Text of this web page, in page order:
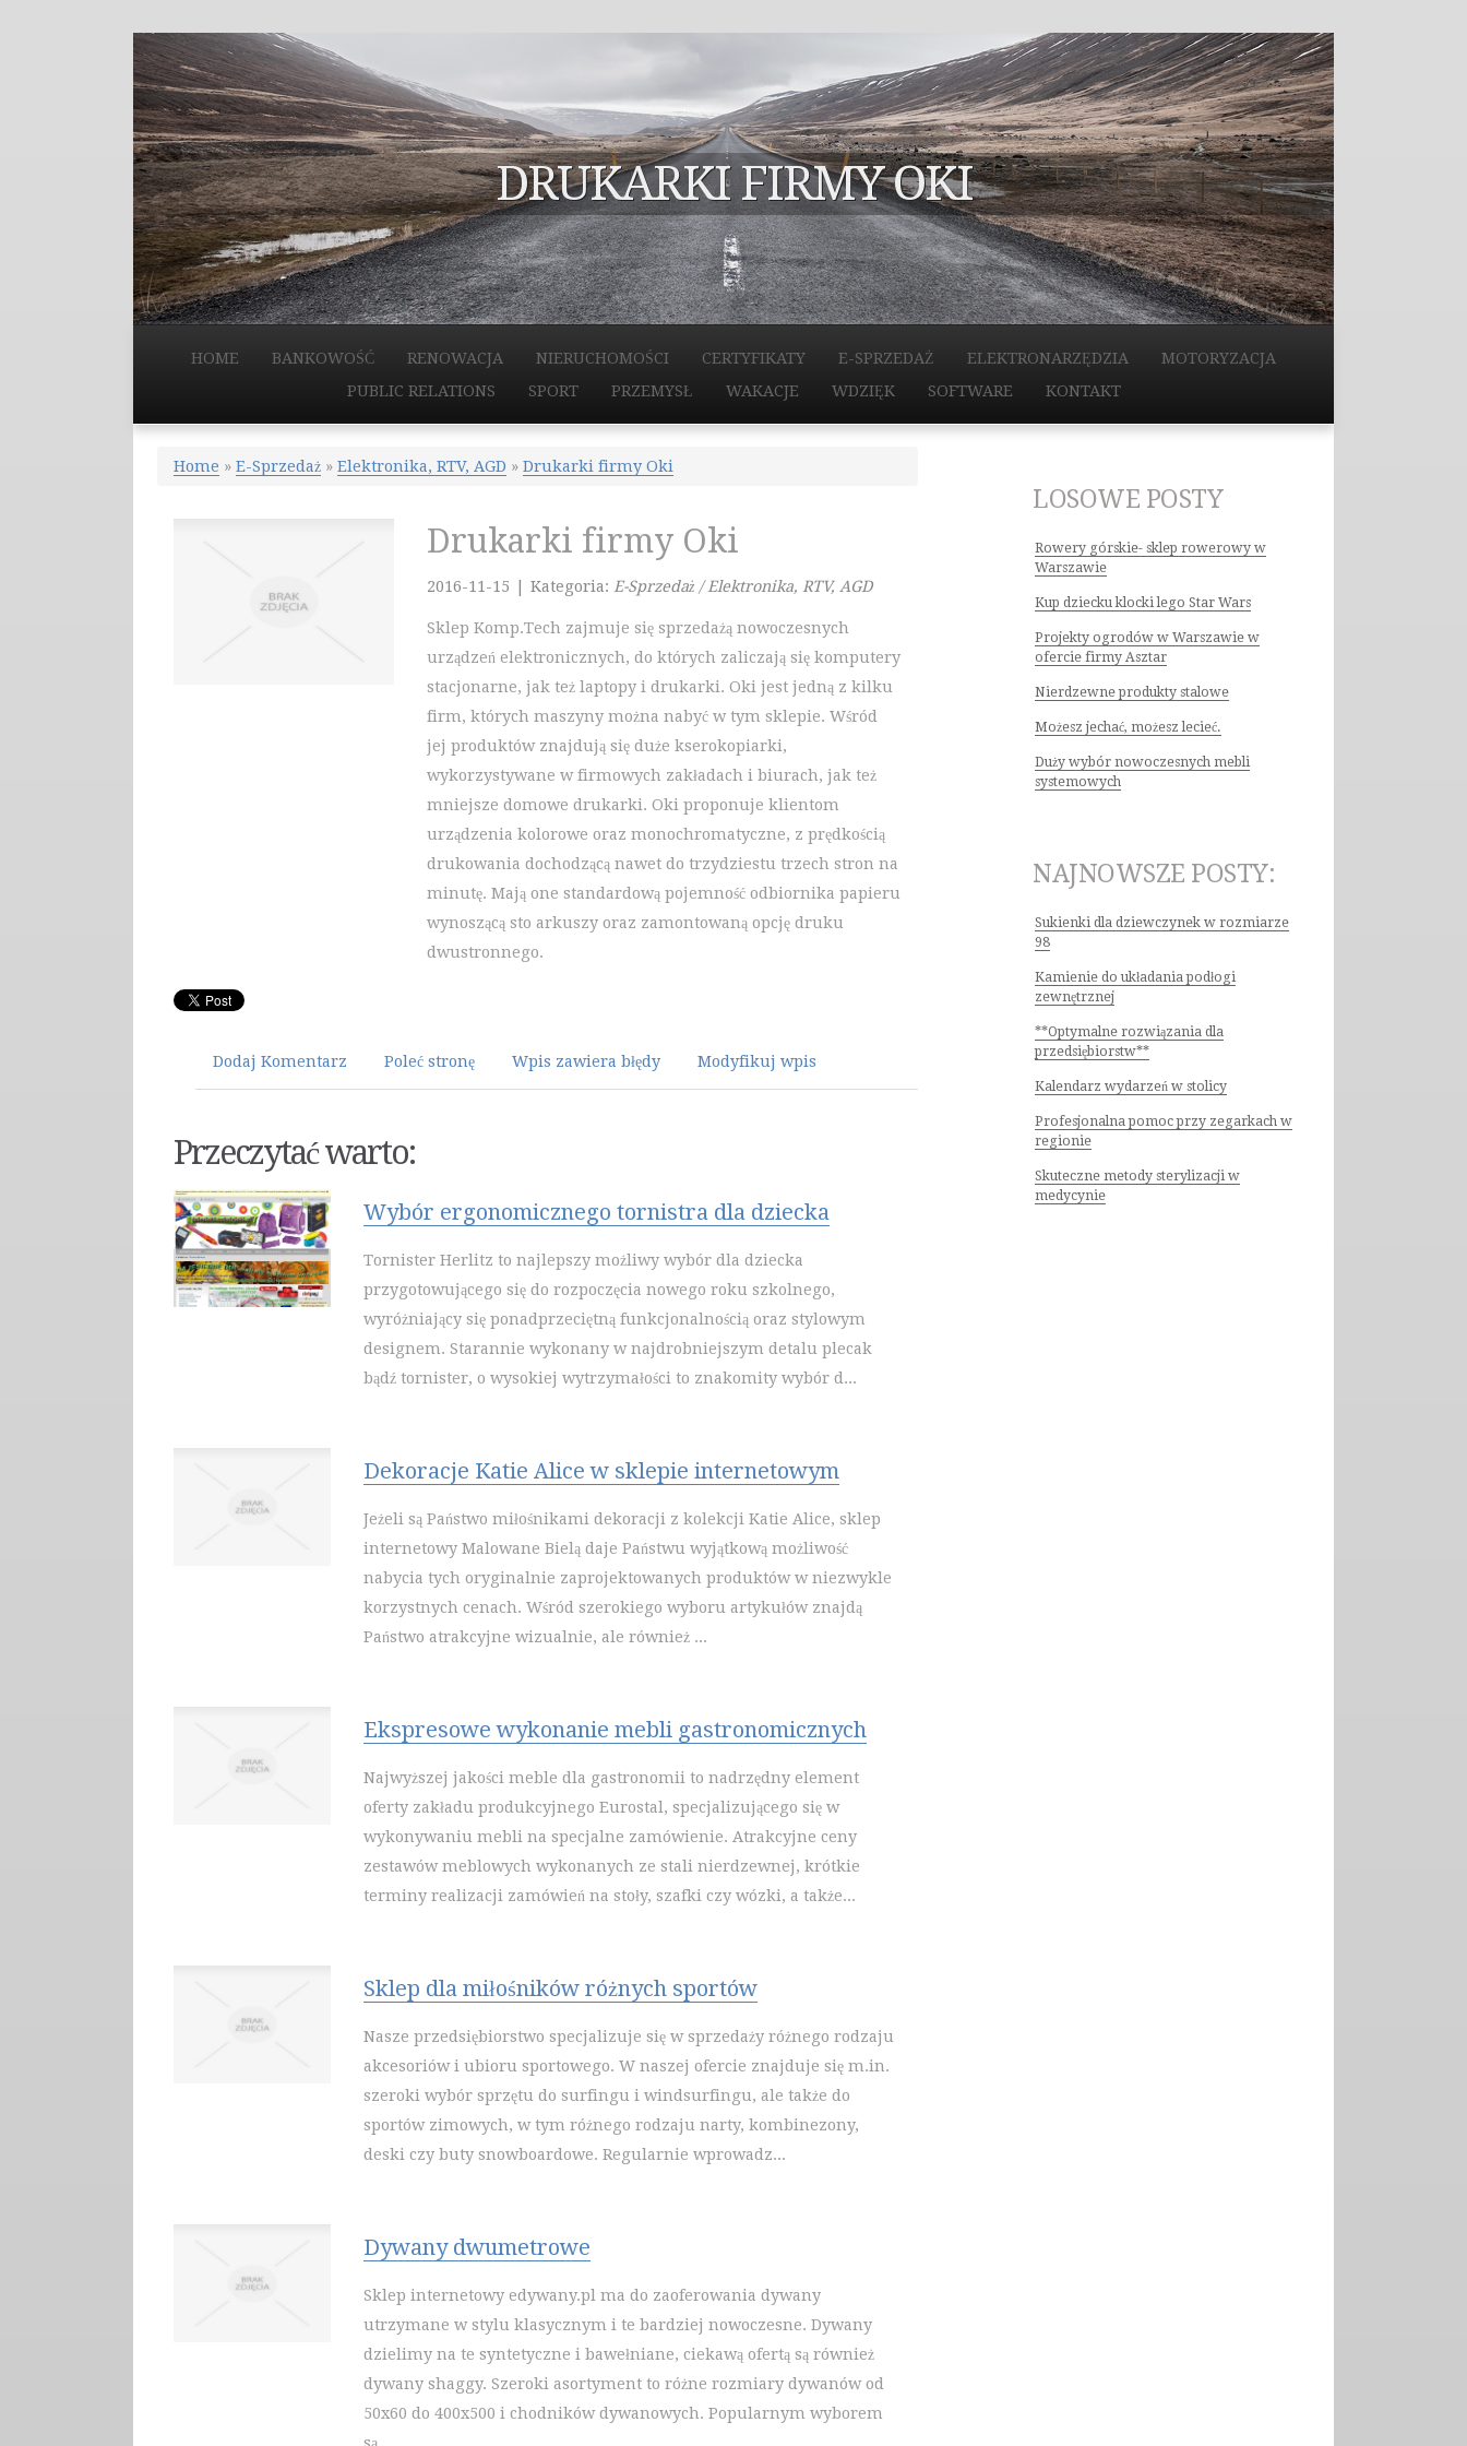
DRUKARKI FIRMY OKI
HOME BANKOWOŚĆ RENOWACJA NIERUCHOMOŚCI CERTYFIKATY E-SPRZEDAŻ ELEKTRONARZĘDZIA
MOTORYZACJA
PUBLIC RELATIONS
SPORT PRZEMYSŁ WAKACJE WDZIĘK SOFTWARE KONTAKT
Home » E-Sprzedaż » Elektronika, RTV, AGD » Drukarki firmy Oki
Drukarki firmy Oki
2016-11-15 Kategoria: E-Sprzedaż / Elektronika, RTV, AGD
Sklep Komp.Tech zajmuje się sprzedażą nowoczesnych
urządzeń elektronicznych, do których zaliczają się komputery
stacjonarne, jak też laptopy i drukarki. Oki jest jedną z kilku
firm, których maszyny można nabyć w tym sklepie. Wśród
jej produktów znajdują się duże kserokopiarki,
wykorzystywane w firmowych zakładach i biurach, jak też
mniejsze domowe drukarki. Oki proponuje klientom
urządzenia kolorowe oraz monochromatyczne, z prędkością
drukowania dochodzącą nawet do trzydziestu trzech stron na
minutę. Mają one standardową pojemność odbiornika papieru
wynoszącą sto arkuszy oraz zamontowaną opcję druku
dwustronnego.
Dodaj Komentarz Poleć stronę Wpis zawiera błędy Modyfikuj wpis
Przeczytać warto:
Wybór ergonomicznego tornistra dla dziecka
Tornister Herlitz to najlepszy możliwy wybór dla dziecka
przygotowującego się do rozpoczęcia nowego roku szkolnego,
wyróżniający się ponadprzeciętną funkcjonalnością oraz stylowym
designem. Starannie wykonany w najdrobniejszym detalu plecak
bądź tornister, o wysokiej wytrzymałości to znakomity wybór d...
Dekoracje Katie Alice w sklepie internetowym
Jeżeli są Państwo miłośnikami dekoracji z kolekcji Katie Alice, sklep
internetowy Malowane Bielą daje Państwu wyjątkową możliwość
nabycia tych oryginalnie zaprojektowanych produktów w niezwykle
korzystnych cenach. Wśród szerokiego wyboru artykułów znajdą
Państwo atrakcyjne wizualnie, ale również ...
Ekspresowe wykonanie mebli gastronomicznych
Najwyższej jakości meble dla gastronomii to nadrzędny element
oferty zakładu produkcyjnego Eurostal, specjalizującego się w
wykonywaniu mebli na specjalne zamówienie. Atrakcyjne ceny
zestawów meblowych wykonanych ze stali nierdzewnej, krótkie
terminy realizacji zamówień na stoły, szafki czy wózki, a także...
Sklep dla miłośników różnych sportów
Nasze przedsiębiorstwo specjalizuje się w sprzedaży różnego rodzaju
akcesoriów i ubioru sportowego. W naszej ofercie znajduje się m.in.
szeroki wybór sprzętu do surfingu i windsurfingu, ale także do
sportów zimowych, w tym różnego rodzaju narty, kombinezony,
deski czy buty snowboardowe. Regularnie wprowadz...
Dywany dwumetrowe
Sklep internetowy edywany.pl ma do zaoferowania dywany
utrzymane w stylu klasycznym i te bardziej nowoczesne. Dywany
dzielimy na te syntetyczne i bawełniane, ciekawą ofertą są również
dywany shaggy. Szeroki asortyment to różne rozmiary dywanów od
50x60 do 400x500 i chodników dywanowych. Popularnym wyborem
LOSOWE POSTY
Rowery górskie- sklep rowerowy w
Warszawie
Kup dziecku klocki lego Star Wars
Projekty ogrodów w Warszawie w
ofercie firmy Asztar
Nierdzewne produkty stalowe
Możesz jechać, możesz lecieć.
Duży wybór nowoczesnych mebli
systemowych
NAJNOWSZE POSTY:
Sukienki dla dziewczynek w rozmiarze
98
Kamienie do układania podłogi
zewnętrznej
**Optymalne rozwiązania dla
przedsiębiorstw**
Kalendarz wydarzeń w stolicy
Profesjonalna pomoc przy zegarkach w
regionie
Skuteczne metody sterylizacji w
medycynie